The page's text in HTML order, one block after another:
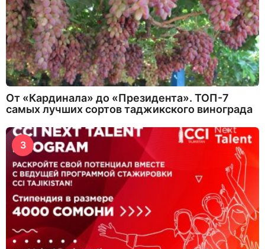
От «Кардинала» до «Президента». ТОП-7
самых лучших сортов таджикского винограда
3